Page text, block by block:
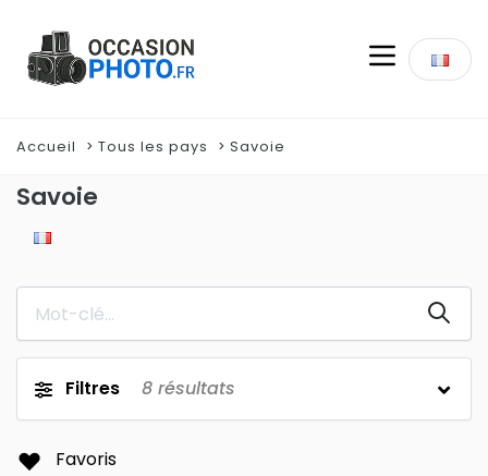
Accueil Tous les pays Savoie
Savoie
Filtres 8 résultats
Favoris